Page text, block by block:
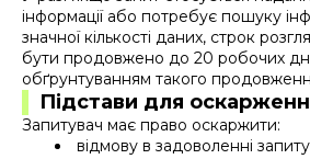
інформації або потребує пошуку
значної кількості даних, строк
бути продовжено до 20 робочих
обґрунтуванням такого
Підстави для
Запитувач має право оскаржити:
відмову в задоволенні